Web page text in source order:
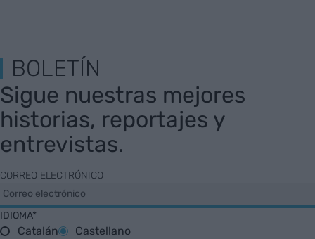
BOLETÍN
Sigue nuestras mejores
historias, reportajes y
entrevistas.
CORREO ELECTRÓNICO
IDIOMA*
Catalán Castellano